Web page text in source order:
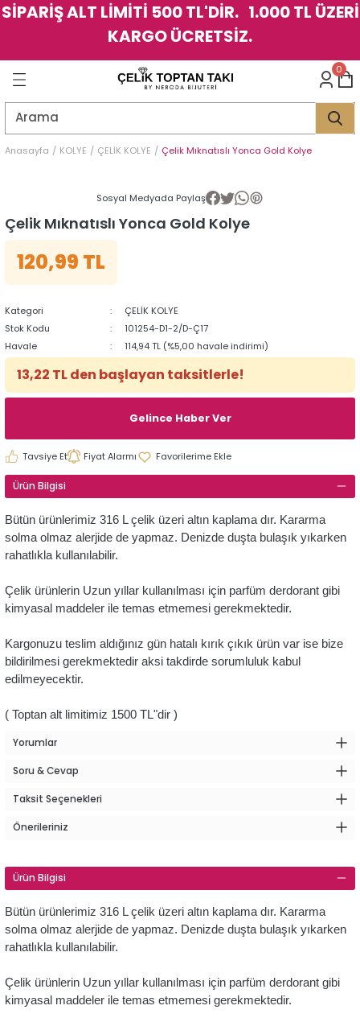
SİPARİŞ ALT LİMİTİ 500 TL'DİR. 1.000 TL ÜZERİ
KARGO ÜCRETSİZ.
Geri Dön
Geri Dön
Geri Dön
Geri Dön
Geri Dön
Geri Dön
0
Anasayfa KOLYE ÇELİK KOLYE Çelik Mıknatıslı Yonca Gold Kolye
Sosyal Medyada Paylaş
Çelik Mıknatıslı Yonca Gold Kolye
120,99 TL
Kategori
ÇELİK KOLYE
Stok Kodu
101254-D1-2/D-Ç17
Havale
114,94 TL (%5,00 havale indirimi)
13,22 TL den başlayan taksitlerle!
Gelince Haber Ver
Tavsiye Et Fiyat Alarmı
Ürün Bilgisi
Bütün ürünlerimiz 316 L çelik üzeri altın kaplama dır. Kararma
solma olmaz alerjide de yapmaz. Denizde duşta bulaşık yıkarken
rahatlıkla kullanılabilir.
Çelik ürünlerin Uzun yıllar kullanılması için parfüm derdorant gibi
kimyasal maddeler ile temas etmemesi gerekmektedir.
Kargonuzu teslim aldığınız gün hatalı kırık çıkık ürün var ise bize
bildirilmesi gerekmektedir aksi takdirde sorumluluk kabul
edilmeyecektir.
( Toptan alt limitimiz 1500 TL"dir )
Yorumlar
Soru & Cevap
Taksit Seçenekleri
Önerileriniz
Ürün Bilgisi
Bütün ürünlerimiz 316 L çelik üzeri altın kaplama dır. Kararma
solma olmaz alerjide de yapmaz. Denizde duşta bulaşık yıkarken
rahatlıkla kullanılabilir.
Çelik ürünlerin Uzun yıllar kullanılması için parfüm derdorant gibi
kimyasal maddeler ile temas etmemesi gerekmektedir.
Geri Dön
Geri Dön
Geri Dön
Geri Dön
Geri Dön
Geri Dön